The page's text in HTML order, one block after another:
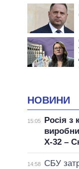
НОВИНИ
15:05
Росія з
Х-32 –
14:58
СБУ